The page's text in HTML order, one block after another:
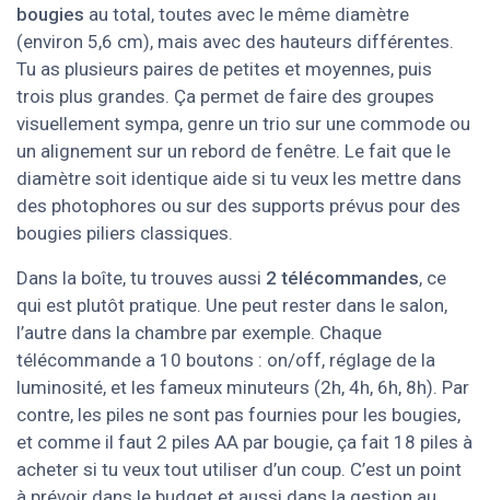
bougies au total, toutes avec le même diamètre
(environ 5,6 cm), mais avec des hauteurs différentes.
Tu as plusieurs paires de petites et moyennes, puis
trois plus grandes. Ça permet de faire des groupes
visuellement sympa, genre un trio sur une commode ou
un alignement sur un rebord de fenêtre. Le fait que le
diamètre soit identique aide si tu veux les mettre dans
des photophores ou sur des supports prévus pour des
bougies piliers classiques.
Dans la boîte, tu trouves aussi 2 télécommandes, ce
qui est plutôt pratique. Une peut rester dans le salon,
l’autre dans la chambre par exemple. Chaque
télécommande a 10 boutons : on/off, réglage de la
luminosité, et les fameux minuteurs (2h, 4h, 6h, 8h). Par
contre, les piles ne sont pas fournies pour les bougies,
et comme il faut 2 piles AA par bougie, ça fait 18 piles à
acheter si tu veux tout utiliser d’un coup. C’est un point